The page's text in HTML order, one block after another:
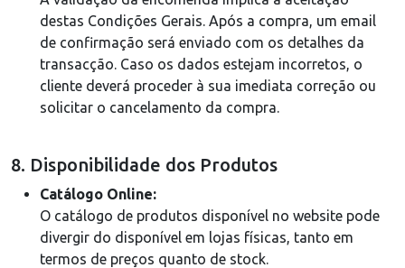
destas Condições Gerais. Após a compra, um email
de confirmação será enviado com os detalhes da
transacção. Caso os dados estejam incorretos, o
cliente deverá proceder à sua imediata correção ou
solicitar o cancelamento da compra.
8. Disponibilidade dos Produtos
Catálogo Online:
O catálogo de produtos disponível no website pode
divergir do disponível em lojas físicas, tanto em
termos de preços quanto de stock.